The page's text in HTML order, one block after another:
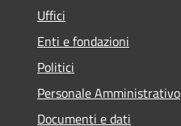
Uffici
Enti e fondazioni
Politici
Personale Amministrativo
Documenti e dati